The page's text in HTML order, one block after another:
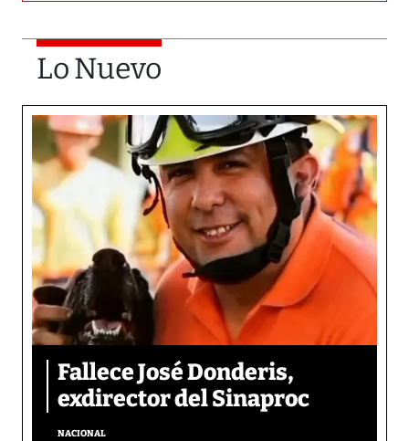
Lo Nuevo
Fallece José Donderis,
exdirector del Sinaproc
NACIONAL